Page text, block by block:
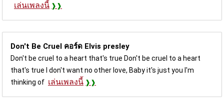
เล่นเพลงนี้
Don't Be Cruel คอร์ด Elvis presley
Don't be cruel to a heart that's true Don't be cruel to a heart
that's true I don't want no other love, Baby it's just you I'm
thinking of เล่นเพลงนี้